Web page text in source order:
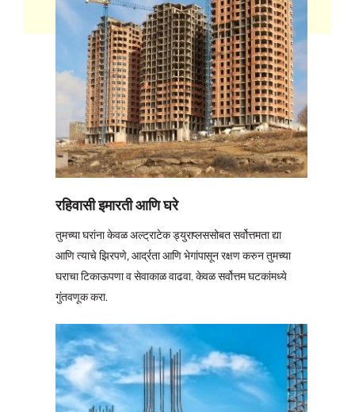
रहिवासी इमारती आणि घरे
तुमच्या घरांना केवळ अल्ट्राटेक ड्युराप्लससोबत सर्वोत्तमता द्या
आणि त्याचे झिरपणे, आर्द्रता आणि भेगांपासून रक्षण करुन तुमच्या
घराचा टिकाऊपणा व सेवाकाळ वाढवा. केवळ सर्वोत्तम घटकांमध्ये
गुंतवणूक करा.